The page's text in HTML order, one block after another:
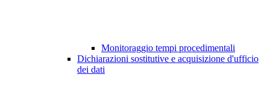
Monitoraggio tempi procedimentali
Dichiarazioni sostitutive e acquisizione d'ufficio
dei dati